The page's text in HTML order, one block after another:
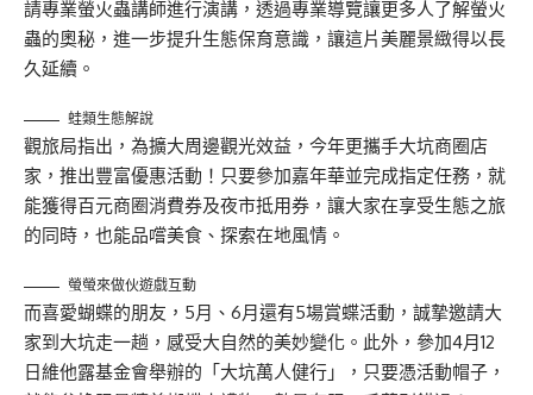
請專業螢火蟲講師進行演講，透過專業導覽讓更多人了解螢火
蟲的奧秘，進一步提升生態保育意識，讓這片美麗景緻得以長
久延續。
蛙類生態解說
觀旅局指出，為擴大周邊觀光效益，今年更攜手大坑商圈店
家，推出豐富優惠活動！只要參加嘉年華並完成指定任務，就
能獲得百元商圈消費券及夜市抵用券，讓大家在享受生態之旅
的同時，也能品嚐美食、探索在地風情。
螢螢來做伙遊戲互動
而喜愛蝴蝶的朋友，5月、6月還有5場賞蝶活動，誠摯邀請大
家到大坑走一趟，感受大自然的美妙變化。此外，參加4月12
日維他露基金會舉辦的「大坑萬人健行」，只要憑活動帽子，